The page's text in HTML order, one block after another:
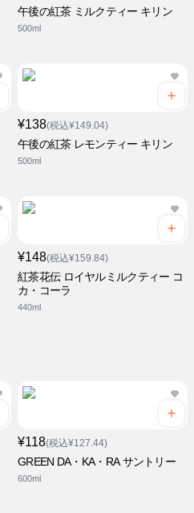
午後の紅茶 ミルクティー キリン
500ml
¥138(税込¥149.04)
午後の紅茶 レモンティー キリン
500ml
¥148(税込¥159.84)
紅茶花伝 ロイヤルミルクティー コ
カ・コーラ
440ml
¥118(税込¥127.44)
GREEN DA・KA・RA サントリー
600ml